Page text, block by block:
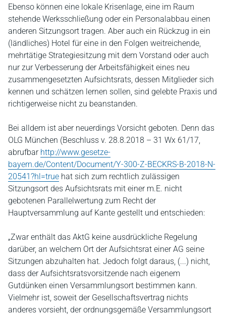
Ebenso können eine lokale Krisenlage, eine im Raum
stehende Werksschließung oder ein Personalabbau einen
anderen Sitzungsort tragen. Aber auch ein Rückzug in ein
(ländliches) Hotel für eine in den Folgen weitreichende,
mehrtätige Strategiesitzung mit dem Vorstand oder auch
nur zur Verbesserung der Arbeitsfähigkeit eines neu
zusammengesetzten Aufsichtsrats, dessen Mitglieder sich
kennen und schätzen lernen sollen, sind gelebte Praxis und
richtigerweise nicht zu beanstanden.
Bei alldem ist aber neuerdings Vorsicht geboten. Denn das
OLG München (Beschluss v. 28.8.2018 – 31 Wx 61/17,
abrufbar http://www.gesetze-
bayern.de/Content/Document/Y-300-Z-BECKRS-B-2018-N-
20541?hl=true hat sich zum rechtlich zulässigen
Sitzungsort des Aufsichtsrats mit einer m.E. nicht
gebotenen Parallelwertung zum Recht der
Hauptversammlung auf Kante gestellt und entschieden:
„Zwar enthält das AktG keine ausdrückliche Regelung
darüber, an welchem Ort der Aufsichtsrat einer AG seine
Sitzungen abzuhalten hat. Jedoch folgt daraus, (...) nicht,
dass der Aufsichtsratsvorsitzende nach eigenem
Gutdünken einen Versammlungsort bestimmen kann.
Vielmehr ist, soweit der Gesellschaftsvertrag nichts
anderes vorsieht, der ordnungsgemäße Versammlungsort